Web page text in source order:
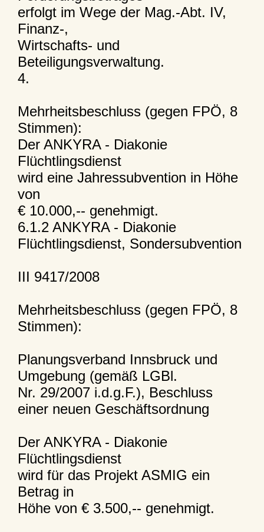
erfolgt im Wege der Mag.-Abt. IV,
Finanz-,
Wirtschafts- und
Beteiligungsverwaltung.
4.
Mehrheitsbeschluss (gegen FPÖ, 8
Stimmen):
Der ANKYRA - Diakonie
Flüchtlingsdienst
wird eine Jahressubvention in Höhe
von
€ 10.000,-- genehmigt.
6.1.2 ANKYRA - Diakonie
Flüchtlingsdienst, Sondersubvention
III 9417/2008
Mehrheitsbeschluss (gegen FPÖ, 8
Stimmen):
Planungsverband Innsbruck und
Umgebung (gemäß LGBl.
Nr. 29/2007 i.d.g.F.), Beschluss
einer neuen Geschäftsordnung
Der ANKYRA - Diakonie
Flüchtlingsdienst
wird für das Projekt ASMIG ein
Betrag in
Höhe von € 3.500,-- genehmigt.